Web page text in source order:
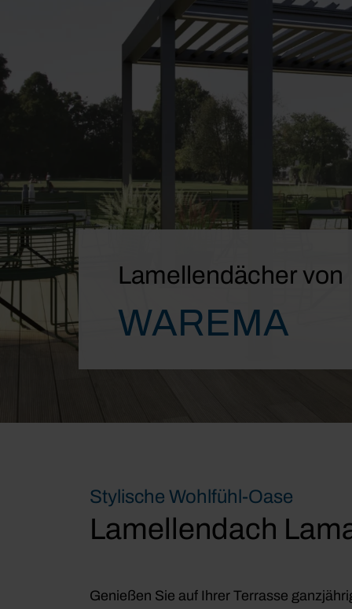
Lamellendächer von
WAREMA
Stylische Wohlfühl-Oase
Lamellendach
Genießen Sie auf Ihrer Terrasse